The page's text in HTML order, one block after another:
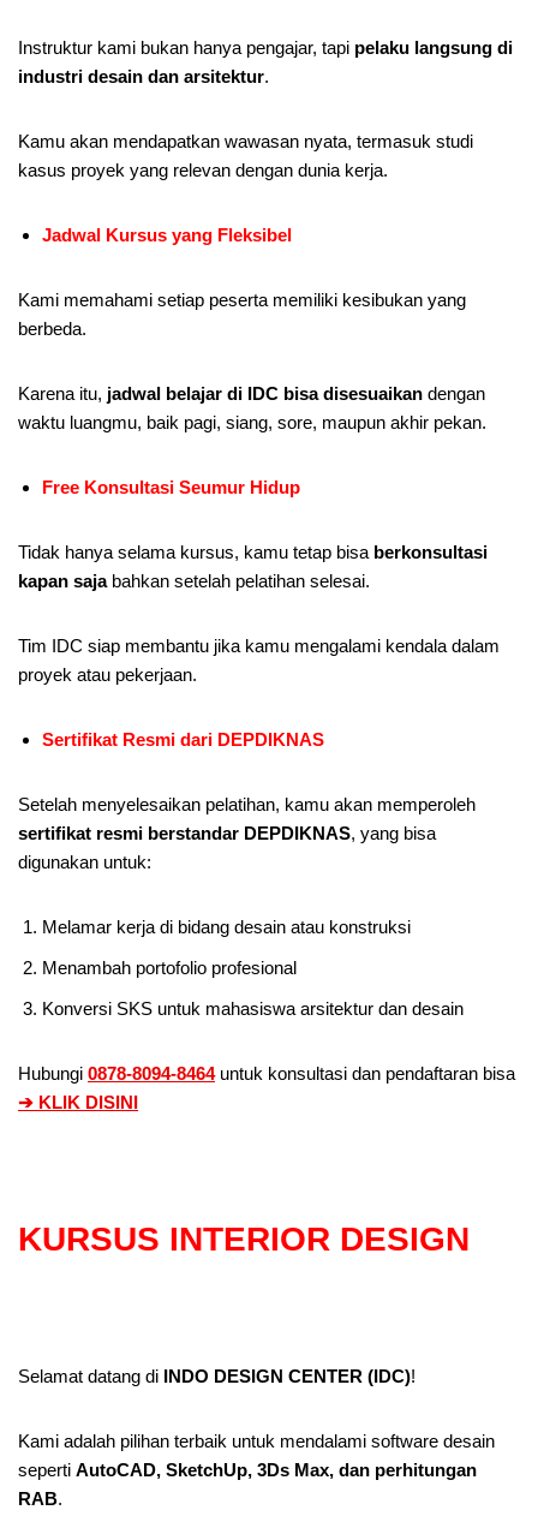
Instruktur kami bukan hanya pengajar, tapi pelaku langsung di
industri desain dan arsitektur.
Kamu akan mendapatkan wawasan nyata, termasuk studi
kasus proyek yang relevan dengan dunia kerja.
Jadwal Kursus yang Fleksibel
Kami memahami setiap peserta memiliki kesibukan yang
berbeda.
Karena itu, jadwal belajar di IDC bisa disesuaikan dengan
waktu luangmu, baik pagi, siang, sore, maupun akhir pekan.
Free Konsultasi Seumur Hidup
Tidak hanya selama kursus, kamu tetap bisa berkonsultasi
kapan sajabahkan setelah pelatihan selesai.
Tim IDC siap membantu jika kamu mengalami kendala dalam
proyek atau pekerjaan.
Sertifikat Resmi dari DEPDIKNAS
Setelah menyelesaikan pelatihan, kamu akan memperoleh
sertifikat resmi berstandar DEPDIKNAS, yang bisa
digunakan untuk:
Melamar kerja di bidang desain atau konstruksi
Menambah portofolio profesional
Konversi SKS untuk mahasiswa arsitektur dan desain
Hubungi 0878-8094-8464untuk konsultasi dan pendaftaran bisa
➔ KLIK DISINI
KURSUS INTERIOR DESIGN
Selamat datang di INDO DESIGN CENTER (IDC)!
Kami adalah pilihan terbaik untuk mendalami software desain
seperti AutoCAD, SketchUp, 3Ds Max, dan perhitungan
RAB.